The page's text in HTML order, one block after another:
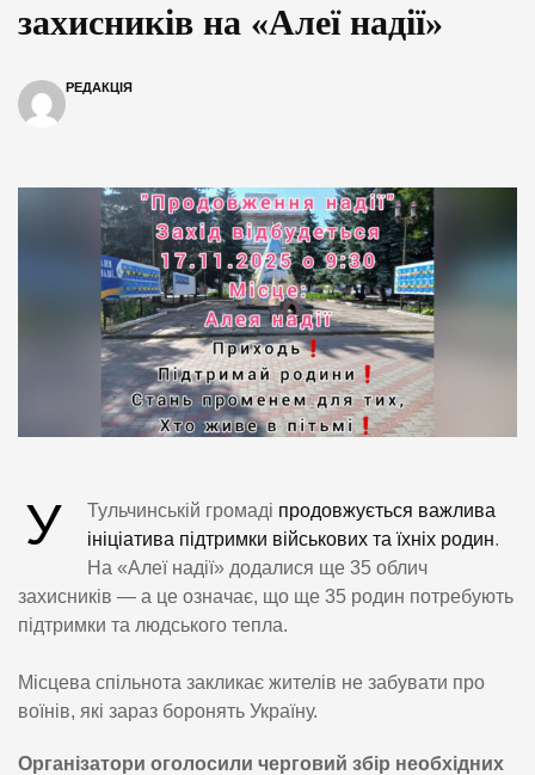
захисників на «Алеї надії»
РЕДАКЦІЯ
У Тульчинській громаді продовжується важлива
ініціатива підтримки військових та їхніх родин.
На «Алеї надії» додалися ще 35 облич
захисників — а це означає, що ще 35 родин потребують
підтримки та людського тепла.
Місцева спільнота закликає жителів не забувати про
воїнів, які зараз боронять Україну.
Організатори оголосили черговий збір необхідних